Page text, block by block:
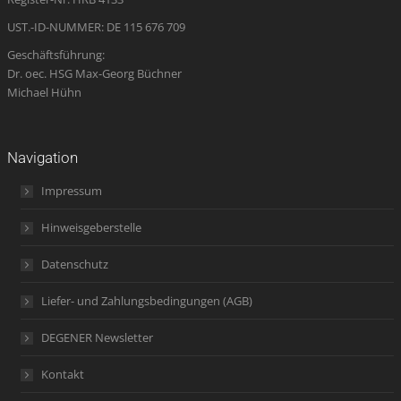
UST.-ID-NUMMER: DE 115 676 709
Geschäftsführung:
Dr. oec. HSG Max-Georg Büchner
Michael Hühn
Navigation
Impressum
Hinweisgeberstelle
Datenschutz
Liefer- und Zahlungsbedingungen (AGB)
DEGENER Newsletter
Kontakt